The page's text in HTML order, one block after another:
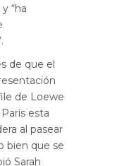
“ha
de que el
de Loewe
esta
al pasear
bien que se
Sarah